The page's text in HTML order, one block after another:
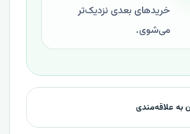
خریدهای بعدی نزدیک‌تر
می‌شوی.
به علاقه‌مندی